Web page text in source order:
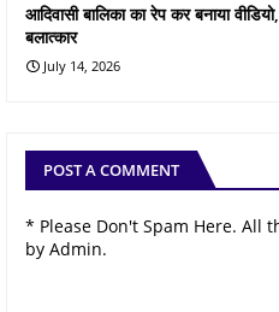
आदिवासी बालिका का रेप कर बनाया
बलात्कार
July 14, 2026
POST A COMMENT
* Please Don't Spam Here. All
by Admin.